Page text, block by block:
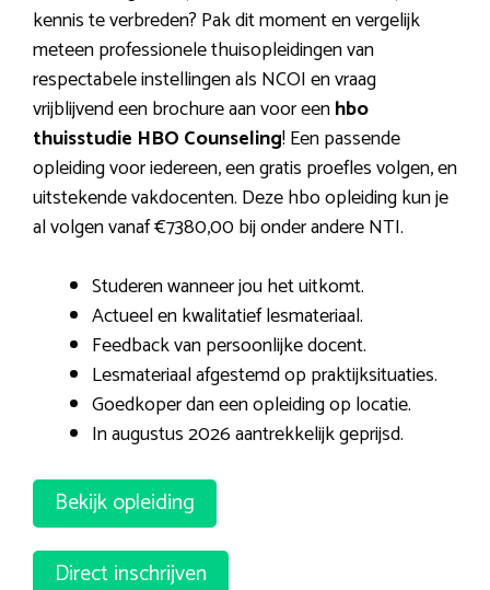
kennis te verbreden? Pak dit moment en vergelijk
meteen professionele thuisopleidingen van
respectabele instellingen als NCOI en vraag
vrijblijvend een brochure aan voor eenhbo
thuisstudie HBO Counseling! Een passende
opleiding voor iedereen, een gratis proefles volgen, en
uitstekende vakdocenten. Deze hbo opleiding kun je
al volgen vanaf €7380,00 bij onder andere NTI.
Studeren wanneer jou het uitkomt.
Actueel en kwalitatief lesmateriaal.
Feedback van persoonlijke docent.
Lesmateriaal afgestemd op praktijksituaties.
Goedkoper dan een opleiding op locatie.
In augustus 2026 aantrekkelijk geprijsd.
Bekijk opleiding
Direct inschrijven